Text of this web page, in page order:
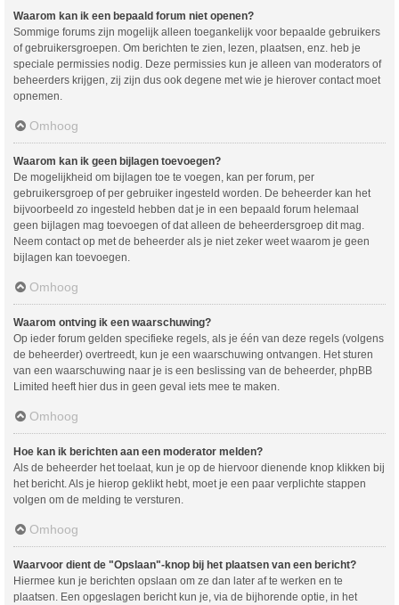
Waarom kan ik een bepaald forum niet openen?
Sommige forums zijn mogelijk alleen toegankelijk voor bepaalde gebruikers
of gebruikersgroepen. Om berichten te zien, lezen, plaatsen, enz. heb je
speciale permissies nodig. Deze permissies kun je alleen van moderators of
beheerders krijgen, zij zijn dus ook degene met wie je hierover contact moet
opnemen.
Omhoog
Waarom kan ik geen bijlagen toevoegen?
De mogelijkheid om bijlagen toe te voegen, kan per forum, per
gebruikersgroep of per gebruiker ingesteld worden. De beheerder kan het
bijvoorbeeld zo ingesteld hebben dat je in een bepaald forum helemaal
geen bijlagen mag toevoegen of dat alleen de beheerdersgroep dit mag.
Neem contact op met de beheerder als je niet zeker weet waarom je geen
bijlagen kan toevoegen.
Omhoog
Waarom ontving ik een waarschuwing?
Op ieder forum gelden specifieke regels, als je één van deze regels (volgens
de beheerder) overtreedt, kun je een waarschuwing ontvangen. Het sturen
van een waarschuwing naar je is een beslissing van de beheerder, phpBB
Limited heeft hier dus in geen geval iets mee te maken.
Omhoog
Hoe kan ik berichten aan een moderator melden?
Als de beheerder het toelaat, kun je op de hiervoor dienende knop klikken bij
het bericht. Als je hierop geklikt hebt, moet je een paar verplichte stappen
volgen om de melding te versturen.
Omhoog
Waarvoor dient de "Opslaan"-knop bij het plaatsen van een bericht?
Hiermee kun je berichten opslaan om ze dan later af te werken en te
plaatsen. Een opgeslagen bericht kun je, via de bijhorende optie, in het